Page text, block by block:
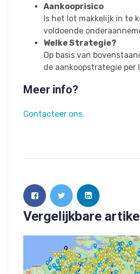
Aankooprisico
Is het lot makkelijk in te
voldoende
Welke Strategie?
Op basis van
de aankoopstrategie per
Meer info?
Contacteer ons.
Vergelijkbare